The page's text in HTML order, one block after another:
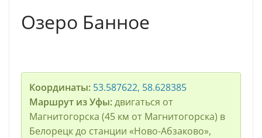
Озеро Банное
Координаты: 53.587622, 58.628385
Маршрут из Уфы:двигаться от
Магнитогорска (45 км от Магнитогорска) в
Белорецк до станции «Ново-Абзаково»,